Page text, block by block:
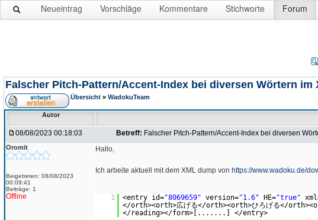
Neueintrag Vorschläge Kommentare Stichworte Forum
Falscher Pitch-Pattern/Accent-Index bei diversen Wörtern im
Übersicht » WadokuTeam
Autor
08/08/2023 00:18:03 Betreff: Falscher Pitch-Pattern/Accent-Index bei diversen
Oromit
Beigetreten: 08/08/2023
00:09:41
Beiträge: 1
Offline
Hallo,
Ich arbeite aktuell mit dem XML dump von https://www.wadoku.de/
1 <entry id="8069659" version="1.6" HE="true"
</orth><orth>広げる</orth><orth>ひろげる</
</reading></form>[.......] </entry>